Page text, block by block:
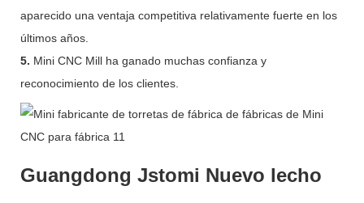
aparecido una ventaja competitiva relativamente fuerte en los
últimos años.
5. Mini CNC Mill ha ganado muchas confianza y
reconocimiento de los clientes.
Guangdong Jstomi Nuevo lecho